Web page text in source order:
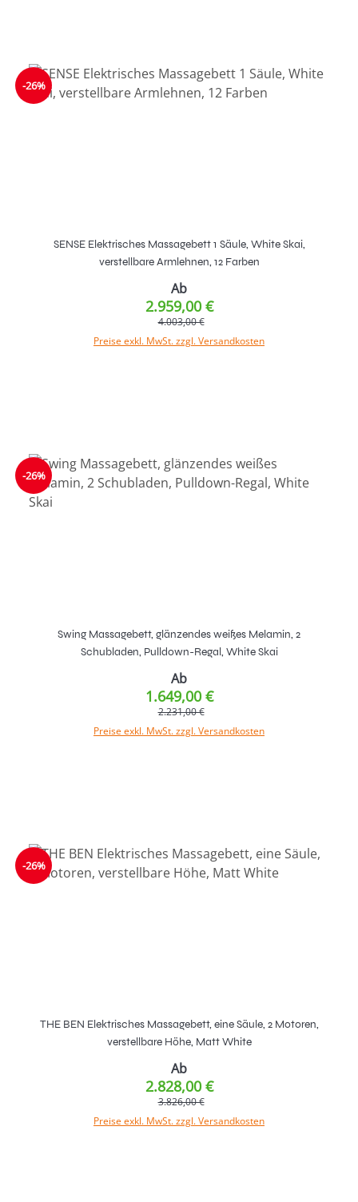
-26%
SENSE Elektrisches Massagebett 1 Säule, White Skai,
verstellbare Armlehnen, 12 Farben
Ab
2.959,00 €
4.003,00 €
Preise exkl. MwSt. zzgl. Versandkosten
-26%
Swing Massagebett, glänzendes weißes Melamin, 2
Schubladen, Pulldown-Regal, White Skai
Ab
1.649,00 €
2.231,00 €
Preise exkl. MwSt. zzgl. Versandkosten
-26%
THE BEN Elektrisches Massagebett, eine Säule, 2 Motoren,
verstellbare Höhe, Matt White
Ab
2.828,00 €
3.826,00 €
Preise exkl. MwSt. zzgl. Versandkosten